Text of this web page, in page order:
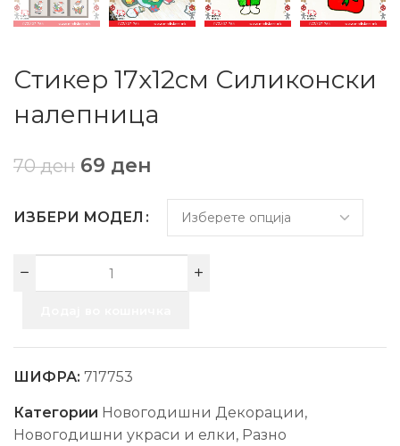
Стикер 17х12см Силиконски
налепница
70ден 69 ден
ИЗБЕРИ МОДЕЛ
ШИФРА: 717753
Категории Новогодишни Декорации,
Новогодишни украси и елки, Разно